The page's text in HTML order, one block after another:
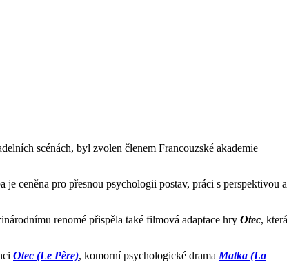
scénách, byl zvolen členem Francouzské akademie
ceněna pro přesnou psychologii postav, práci s perspektivou a
renomé přispěla také filmová adaptace hry Otec, která
Otec (Le Père), komorní psychologické drama Matka (La